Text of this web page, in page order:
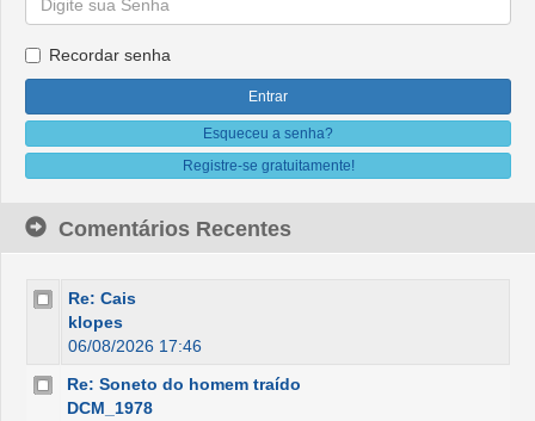
Recordar senha
Esqueceu a senha?
Registre-se gratuitamente!
Comentários Recentes
Re: Cais
klopes
06/08/2026 17:46
Re: Soneto do homem traído
DCM_1978